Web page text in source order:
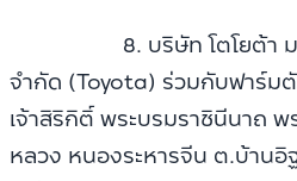
8. บริษัท โตโยต้า มอเ
จำกัด (Toyota) ร่วมกับฟาร์ม
เจ้าสิริกิติ์ พระบรมราชินีนาถ
หลวง หนองระหารจีน ต.บ้านอิ